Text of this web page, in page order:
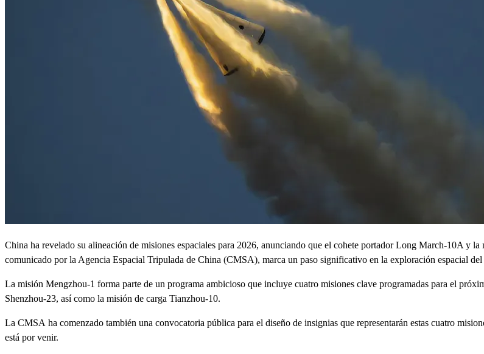
China ha revelado su alineación de misiones espaciales para 2026, anunciando que el cohete portador Long March-10A y
comunicado por la Agencia Espacial Tripulada de China (CMSA), marca un paso significativo en la exploración espacial del
La misión Mengzhou-1 forma parte de un programa ambicioso que incluye cuatro misiones clave programadas para el
Shenzhou-23, así como la misión de carga Tianzhou-10.
La CMSA ha comenzado también una convocatoria pública para el diseño de insignias que representarán estas cuatro
está por venir.